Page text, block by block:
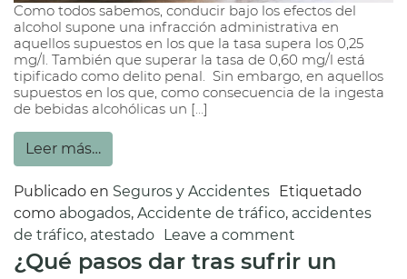
Como todos sabemos, conducir bajo los efectos del
alcohol supone una infracción administrativa en
aquellos supuestos en los que la tasa supera los 0,25
mg/l. También que superar la tasa de 0,60 mg/l está
tipificado como delito penal. Sin embargo, en aquellos
supuestos en los que, como consecuencia de la ingesta
de bebidas alcohólicas un […]
Leer más…
Publicado en Seguros y Accidentes Etiquetado
como abogados, Accidente de tráfico, accidentes
de tráfico, atestado Leave a comment
¿Qué pasos dar tras sufrir un